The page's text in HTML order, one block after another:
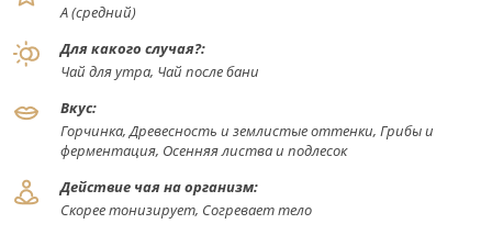
А (средний)
Для какого случая?:
Чай для утра, Чай после бани
Вкус:
Горчинка, Древесность и землистые оттенки, Грибы и
ферментация, Осенняя листва и подлесок
Действие чая на организм:
Скорее тонизирует, Согревает тело